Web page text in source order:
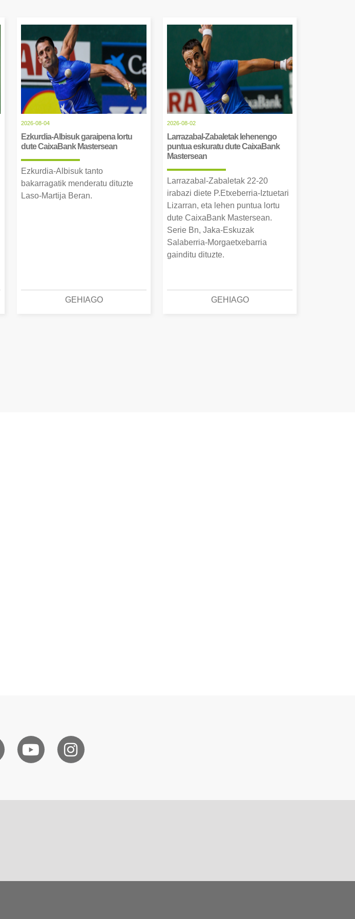
2026-08-04
Ezkurdia-Albisuk garaipena lortu
dute CaixaBank Mastersean
Ezkurdia-Albisuk tanto
bakarragatik menderatu dituzte
Laso-Martija Beran.
GEHIAGO
2026-08-02
Larrazabal-Zabaletak lehenengo
puntua eskuratu dute CaixaBank
Mastersean
Larrazabal-Zabaletak 22-20
irabazi diete P.Etxeberria-Iztuetari
Lizarran, eta lehen puntua lortu
dute CaixaBank Mastersean.
Serie Bn, Jaka-Eskuzak
Salaberria-Morgaetxebarria
gainditu dituzte.
GEHIAGO